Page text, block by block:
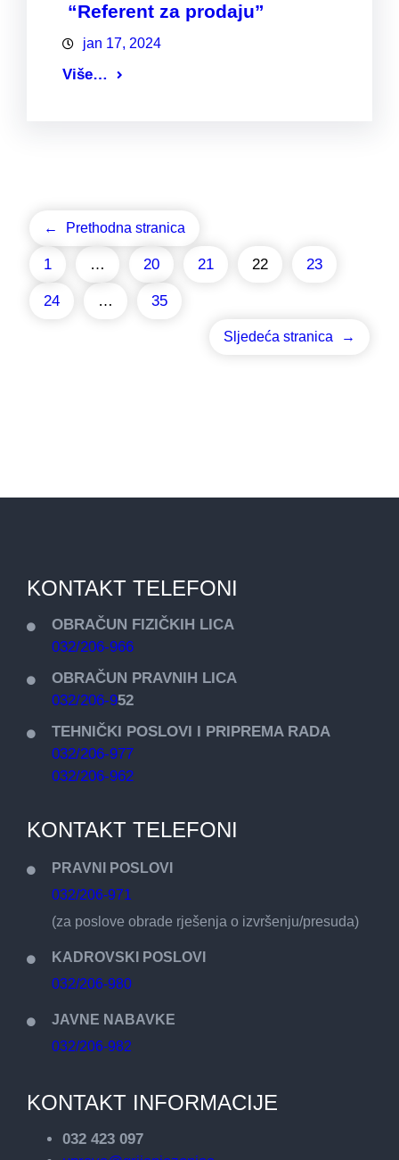
“Referent za prodaju”
jan 17, 2024
Više…
← Prethodna stranica
1 … 20 21 22 23
24 … 35
Sljedeća stranica →
KONTAKT TELEFONI
OBRAČUN FIZIČKIH LICA
032/206-966
OBRAČUN PRAVNIH LICA
032/206-952
TEHNIČKI POSLOVI I PRIPREMA RADA
032/206-977
032/206-962
KONTAKT TELEFONI
PRAVNI POSLOVI
032/206-971
(za poslove obrade rješenja o izvršenju/presuda)
KADROVSKI POSLOVI
032/206-980
JAVNE NABAVKE
032/206-982
KONTAKT INFORMACIJE
032 423 097